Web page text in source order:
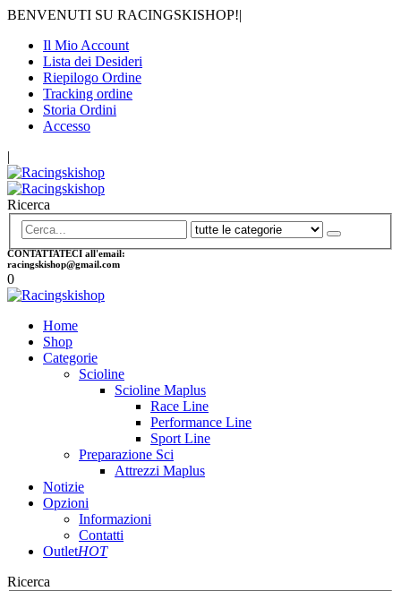
BENVENUTI SU RACINGSKISHOP!|
Il Mio Account
Lista dei Desideri
Riepilogo Ordine
Tracking ordine
Storia Ordini
Accesso
|
Ricerca
CONTATTATECI all'email:
racingskishop@gmail.com
0
Home
Shop
Categorie
Scioline
Scioline Maplus
Race Line
Performance Line
Sport Line
Preparazione Sci
Attrezzi Maplus
Notizie
Opzioni
Informazioni
Contatti
OutletHOT
Ricerca